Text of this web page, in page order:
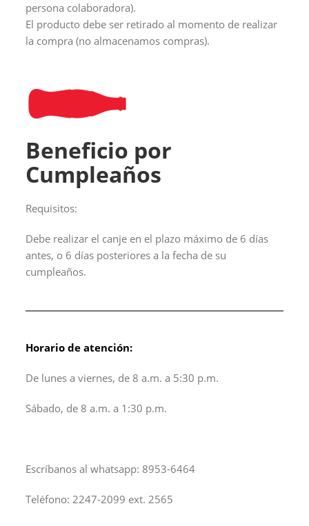
persona colaboradora).
El producto debe ser retirado al momento de realizar
la compra (no almacenamos compras).
Beneficio por
Cumpleaños
Requisitos:
Debe realizar el canje en el plazo máximo de 6 días
antes, o 6 días posteriores a la fecha de su
cumpleaños.
Horario de atención:
De lunes a viernes, de 8 a.m. a 5:30 p.m.
Sábado, de 8 a.m. a 1:30 p.m.
Escríbanos al whatsapp: 8953-6464
Teléfono: 2247-2099 ext. 2565